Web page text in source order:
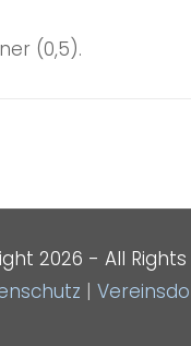
(0,5).
2026 - All
|